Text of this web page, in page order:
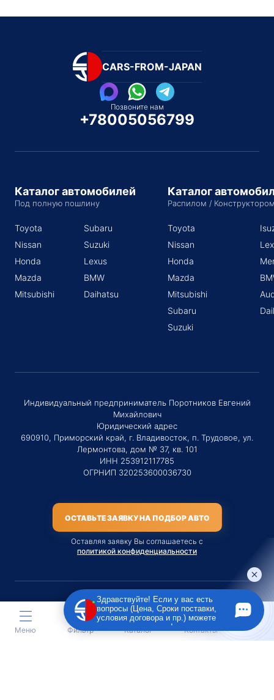
CARS-FROM-JAPAN
Позвоните нам
+78005056799
Каталог автомобилей
Под полную пошлину
Toyota
Nissan
Honda
Mazda
Mitsubishi
Subaru
Suzuki
Lexus
BMW
Daihatsu
Каталог
Распилом /
Toyota
Nissan
Honda
Mazda
Mitsubishi
Subaru
Suzuki
Индивидуальный предприниматель Поротников Евгений
Михайлович
Юридический адрес
690910, Приморский край, г. Владивосток, п. Трудовое, ул.
Лермонтова, дом № 37, кв. 101
ИНН 253912117785
ОГРНИП 320253600036730
ОСТАВЬТЕ ЗАЯВКУ НА ПОДБОР АВТО
Оставляя заявку Вы соглашаетесь с
политикой конфиденциальности
Материалы данного сайта являются публичной офертой
только на услугу сопровождения Агентом приобретения
транспортного средства Клиентом.
Меню Фильтр Каталог Контакты
Здравствуйте! Если у вас есть
вопросы (Цена, Сроки поставки,
условия договора и пр.) можете
задать их мне в чат!